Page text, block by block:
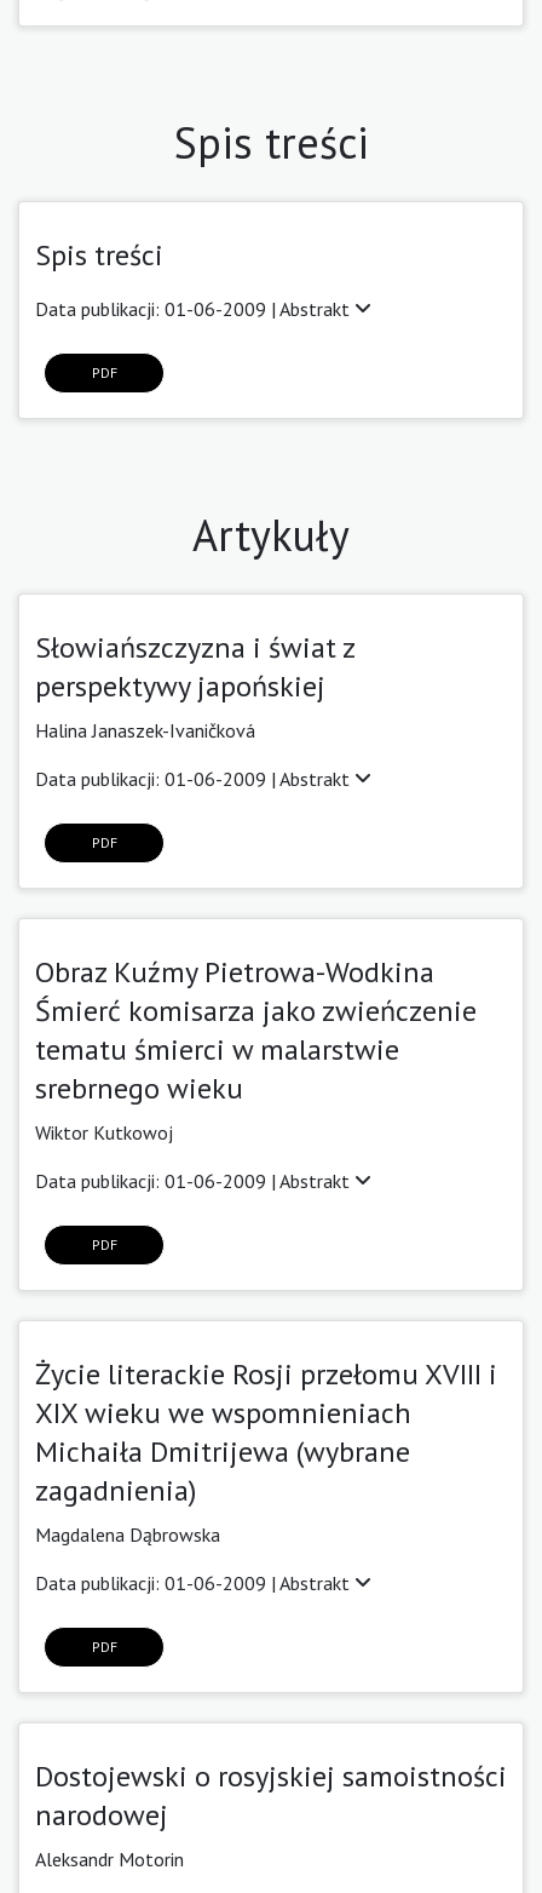
Spis treści
Spis treści
Data publikacji: 01-06-2009 | Abstrakt
PDF
Artykuły
Słowiańszczyzna i świat z
perspektywy japońskiej
Halina Janaszek-Ivaničková
Data publikacji: 01-06-2009 | Abstrakt
PDF
Obraz Kuźmy Pietrowa-Wodkina
Śmierć komisarza jako zwieńczenie
tematu śmierci w malarstwie
srebrnego wieku
Wiktor Kutkowoj
Data publikacji: 01-06-2009 | Abstrakt
PDF
Życie literackie Rosji przełomu XVIII i
XIX wieku we wspomnieniach
Michaiła Dmitrijewa (wybrane
zagadnienia)
Magdalena Dąbrowska
Data publikacji: 01-06-2009 | Abstrakt
PDF
Dostojewski o rosyjskiej samoistności
narodowej
Aleksandr Motorin